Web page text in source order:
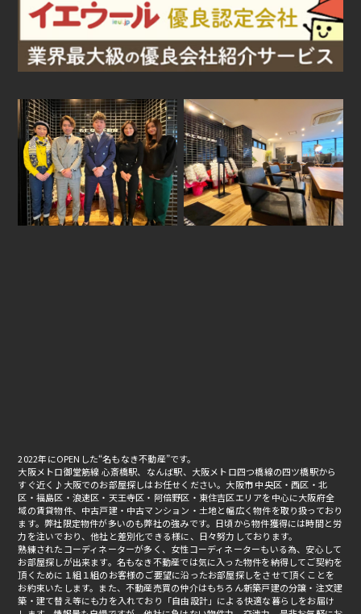
2022年にOPENした“名もなき不動産”です。
大阪メトロ御堂筋線 心斎橋駅、なんば駅、大阪メトロ四つ橋線の四ツ橋駅から
すぐ近く♪大阪でのお部屋探しはお任せください。大阪市 中央区・西区・北
区・福島区・浪速区・天王寺区・阿倍野区・東住吉区エリアを中心に大阪府全
域の賃貸物件、中古戸建・中古マンション・土地と幅広く物件を取り扱っており
ます。弊社限定物件が多いのも弊社の強みです。日頃から物件獲得には時間と労
力を注いでおり、他社と差別化できる様に、日々努力しております。
熟練されたコーディネーターが多く、女性コーディネーターもいる為、安心して
お部屋探しが出来ます。名もなき不動産では気に入った物件を納得してご契約を
頂くために１組１組のお客様のご要望に沿ったお部屋探しをさせて頂くことを
お約束いたします。また、不動産売買の仲介はもちろん新築戸建の分譲・注文建
築・建て替え等にも力を入れており「自由設計」による快適な暮らしをお届け